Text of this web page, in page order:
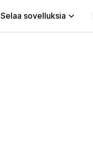
Selaa sovelluksia